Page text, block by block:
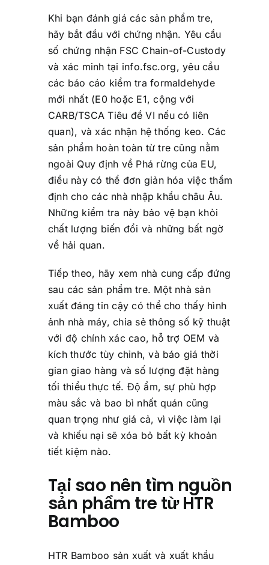
Khi bạn đánh giá các sản phẩm tre,
hãy bắt đầu với chứng nhận. Yêu cầu
số chứng nhận FSC Chain-of-Custody
và xác minh tại info.fsc.org, yêu cầu
các báo cáo kiểm tra formaldehyde
mới nhất (E0 hoặc E1, cộng với
CARB/TSCA Tiêu đề VI nếu có liên
quan), và xác nhận hệ thống keo. Các
sản phẩm hoàn toàn từ tre cũng nằm
ngoài Quy định về Phá rừng của EU,
điều này có thể đơn giản hóa việc thẩm
định cho các nhà nhập khẩu châu Âu.
Những kiểm tra này bảo vệ bạn khỏi
chất lượng biến đổi và những bất ngờ
về hải quan.
Tiếp theo, hãy xem nhà cung cấp đứng
sau các sản phẩm tre. Một nhà sản
xuất đáng tin cậy có thể cho thấy hình
ảnh nhà máy, chia sẻ thông số kỹ thuật
với độ chính xác cao, hỗ trợ OEM và
kích thước tùy chỉnh, và báo giá thời
gian giao hàng và số lượng đặt hàng
tối thiểu thực tế. Độ ẩm, sự phù hợp
màu sắc và bao bì nhất quán cũng
quan trọng như giá cả, vì việc làm lại
và khiếu nại sẽ xóa bỏ bất kỳ khoản
tiết kiệm nào.
Tại sao nên tìm nguồn
sản phẩm tre từ HTR
Bamboo
HTR Bamboo sản xuất và xuất khẩu